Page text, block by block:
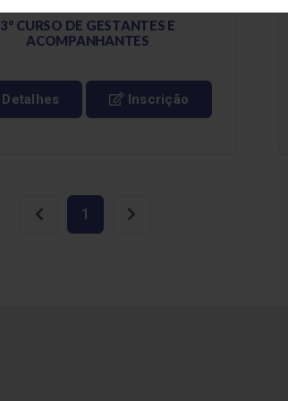
3º CURSO DE GESTANTES E
ACOMPANHANTES
Detalhes Inscrição
1 (atual)